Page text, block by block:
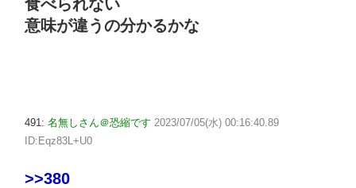
食べられない
意味が違うの分かるかな
491: 名無しさん＠恐縮です 2023/07/05(水) 00:16:40.89
ID:Eqz83L+U0
>>380